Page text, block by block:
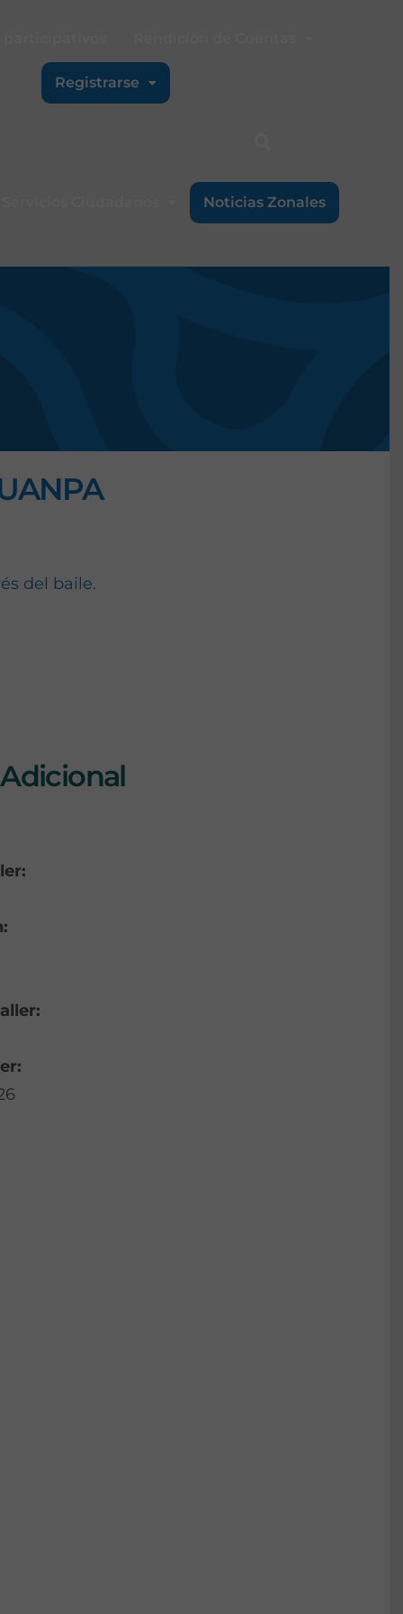
Registrarse
Noticias Zonales
del baile.